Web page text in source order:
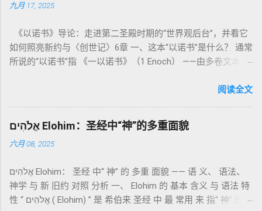
德上的圣洁，更意味着“分别出来”、“归属于神”。 《利未记》教
中活出“圣洁”。圣洁不仅是内心态度，更是生活方式。 二、献
祭制度：与神相交的通道 前七章详细描述五种祭： 燔祭
（olah）：全然献上，象征奉献与赎罪； 素祭 （minchah）：
团契的象征； 赎罪祭 （chatat）：针对无意之罪的遮盖； 赎愆
祭 （asham）：针对特定罪行的赔偿与赎回。 这些制度不是单
纯宗教仪式，而是 神提供给罪人恢复关系的方式 。 希伯来文
祂的子民得洁净并维系同在。 三、祭司制度与敬拜秩序 亚伦与
记》强调他们的洁净、服饰、行为都必须与神的圣洁相称。 祭
司是 圣所的看守者、律法的教导者与百姓的代求者 。他们的失
败（如拿答与亚比户擅献凡火）立刻带来神的审判（利10
九月 17, 2025
《以诺书》导论：走进第二圣殿时期的“世界观后台”，并看它
如何照亮新约与〈创世记〉6章 一、这本“以诺书”是什么？ 通常
所说的“以诺书”指 《一以诺书》（1 Enoch） ——由多卷文本构
世纪），虽不在犹太/基督教主流正典之内（ 埃塞俄比亚正教
吉兹语（埃塞俄比亚语） 保存， 死海古卷 出土了多份 阿拉姆
语 残卷，另有 希腊文 片段，显示其广泛流传。 《一以诺书》
大体由五部分组成（作者与年代各异）： 《守望者之书》（1–
通婚、巨人（尼非利人）的出现，以及神对其囚禁与审判。
《比喻/相似喻之书》（37–71） ：频繁出现“ 那位人子/拣选
者/义者 ”，刻画末世审判与王权。 《天文之书》（72–82） ：
阅读全文
אֱלֹהִים Elohim：圣经中“神”的多重面貌
六月 08, 2025
אֱלֹהִים Elohim： 圣经 中“ 神” 的 多重 面貌 —— 语 义、 语法、
神学 与 新 旧约 对照 分析 一、 Elohim 的 基本 含义 与 语法 特
性 “ אֱלֹהִים ( Elohim) ” 是 希伯来 圣经 中 最 常用 来 指“ 神” 的